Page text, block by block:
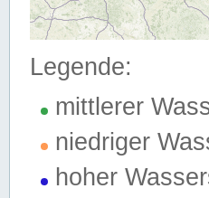
Legende:
mittlerer
niedriger
hoher